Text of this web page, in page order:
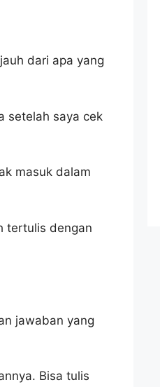
dari apa yang
setelah saya cek
masuk dalam
tertulis dengan
jawaban yang
Bisa tulis